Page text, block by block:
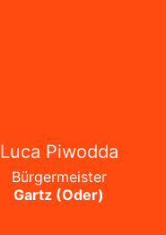
Luca Piwodda
Bürgermeister
Gartz (Oder)